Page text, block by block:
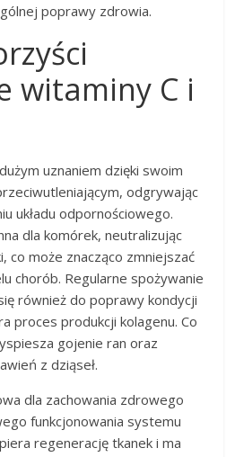
poprawy zdrowia.
witaminy C i
uznaniem dzięki swoim
odgrywając
układu odpornościowego.
dla komórek, neutralizując
co może znacząco zmniejszać
chorób. Regularne spożywanie
również do poprawy kondycji
proces produkcji kolagenu. Co
gojenie ran oraz
z dziąseł.
dla zachowania zdrowego
funkcjonowania systemu
regenerację tkanek i ma